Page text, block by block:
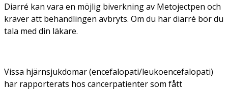
Diarré kan vara en möjlig biverkning av Metojectpen och
kräver att behandlingen avbryts. Om du har diarré bör du
tala med din läkare.
Vissa hjärnsjukdomar (encefalopati/leukoencefalopati)
har rapporterats hos cancerpatienter som fått